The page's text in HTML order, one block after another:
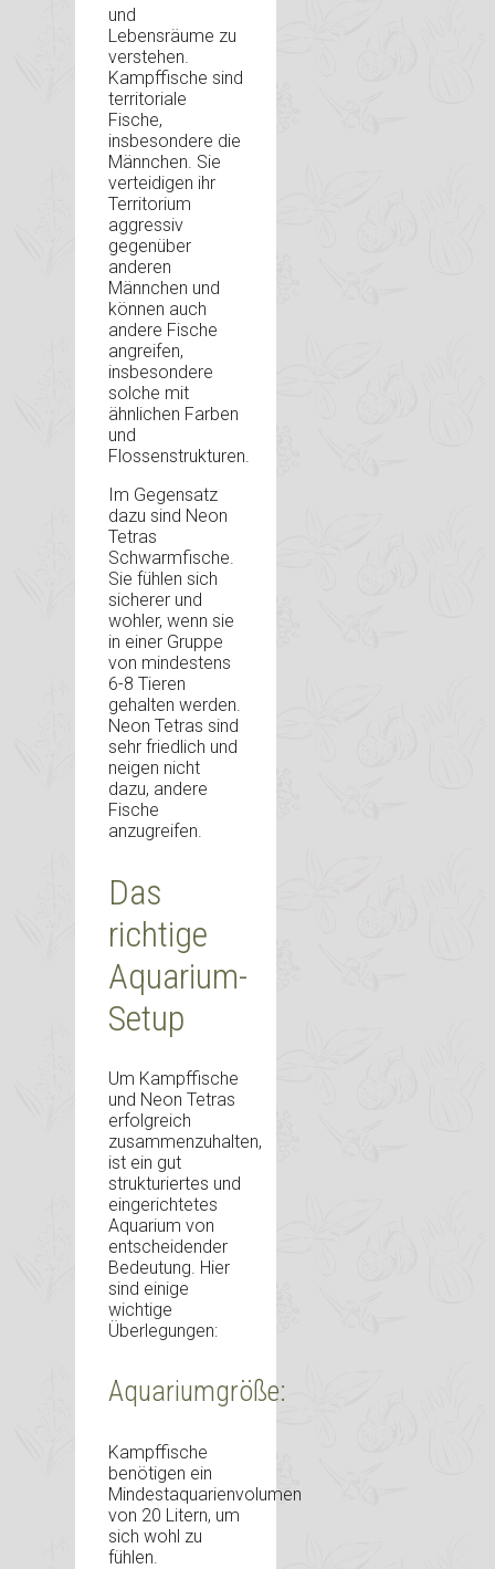
und
Lebensräume zu
verstehen.
Kampffische sind
territoriale
Fische,
insbesondere die
Männchen. Sie
verteidigen ihr
Territorium
aggressiv
gegenüber
anderen
Männchen und
können auch
andere Fische
angreifen,
insbesondere
solche mit
ähnlichen Farben
und
Flossenstrukturen.
Im Gegensatz
dazu sind Neon
Tetras
Schwarmfische.
Sie fühlen sich
sicherer und
wohler, wenn sie
in einer Gruppe
von mindestens
6-8 Tieren
gehalten werden.
Neon Tetras sind
sehr friedlich und
neigen nicht
dazu, andere
Fische
anzugreifen.
Das
richtige
Aquarium-
Setup
Um Kampffische
und Neon Tetras
erfolgreich
zusammenzuhalten,
ist ein gut
strukturiertes und
eingerichtetes
Aquarium von
entscheidender
Bedeutung. Hier
sind einige
wichtige
Überlegungen:
Aquariumgröße:
Kampffische
benötigen ein
Mindestaquarienvolumen
von 20 Litern, um
sich wohl zu
fühlen.